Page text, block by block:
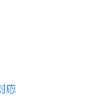
応